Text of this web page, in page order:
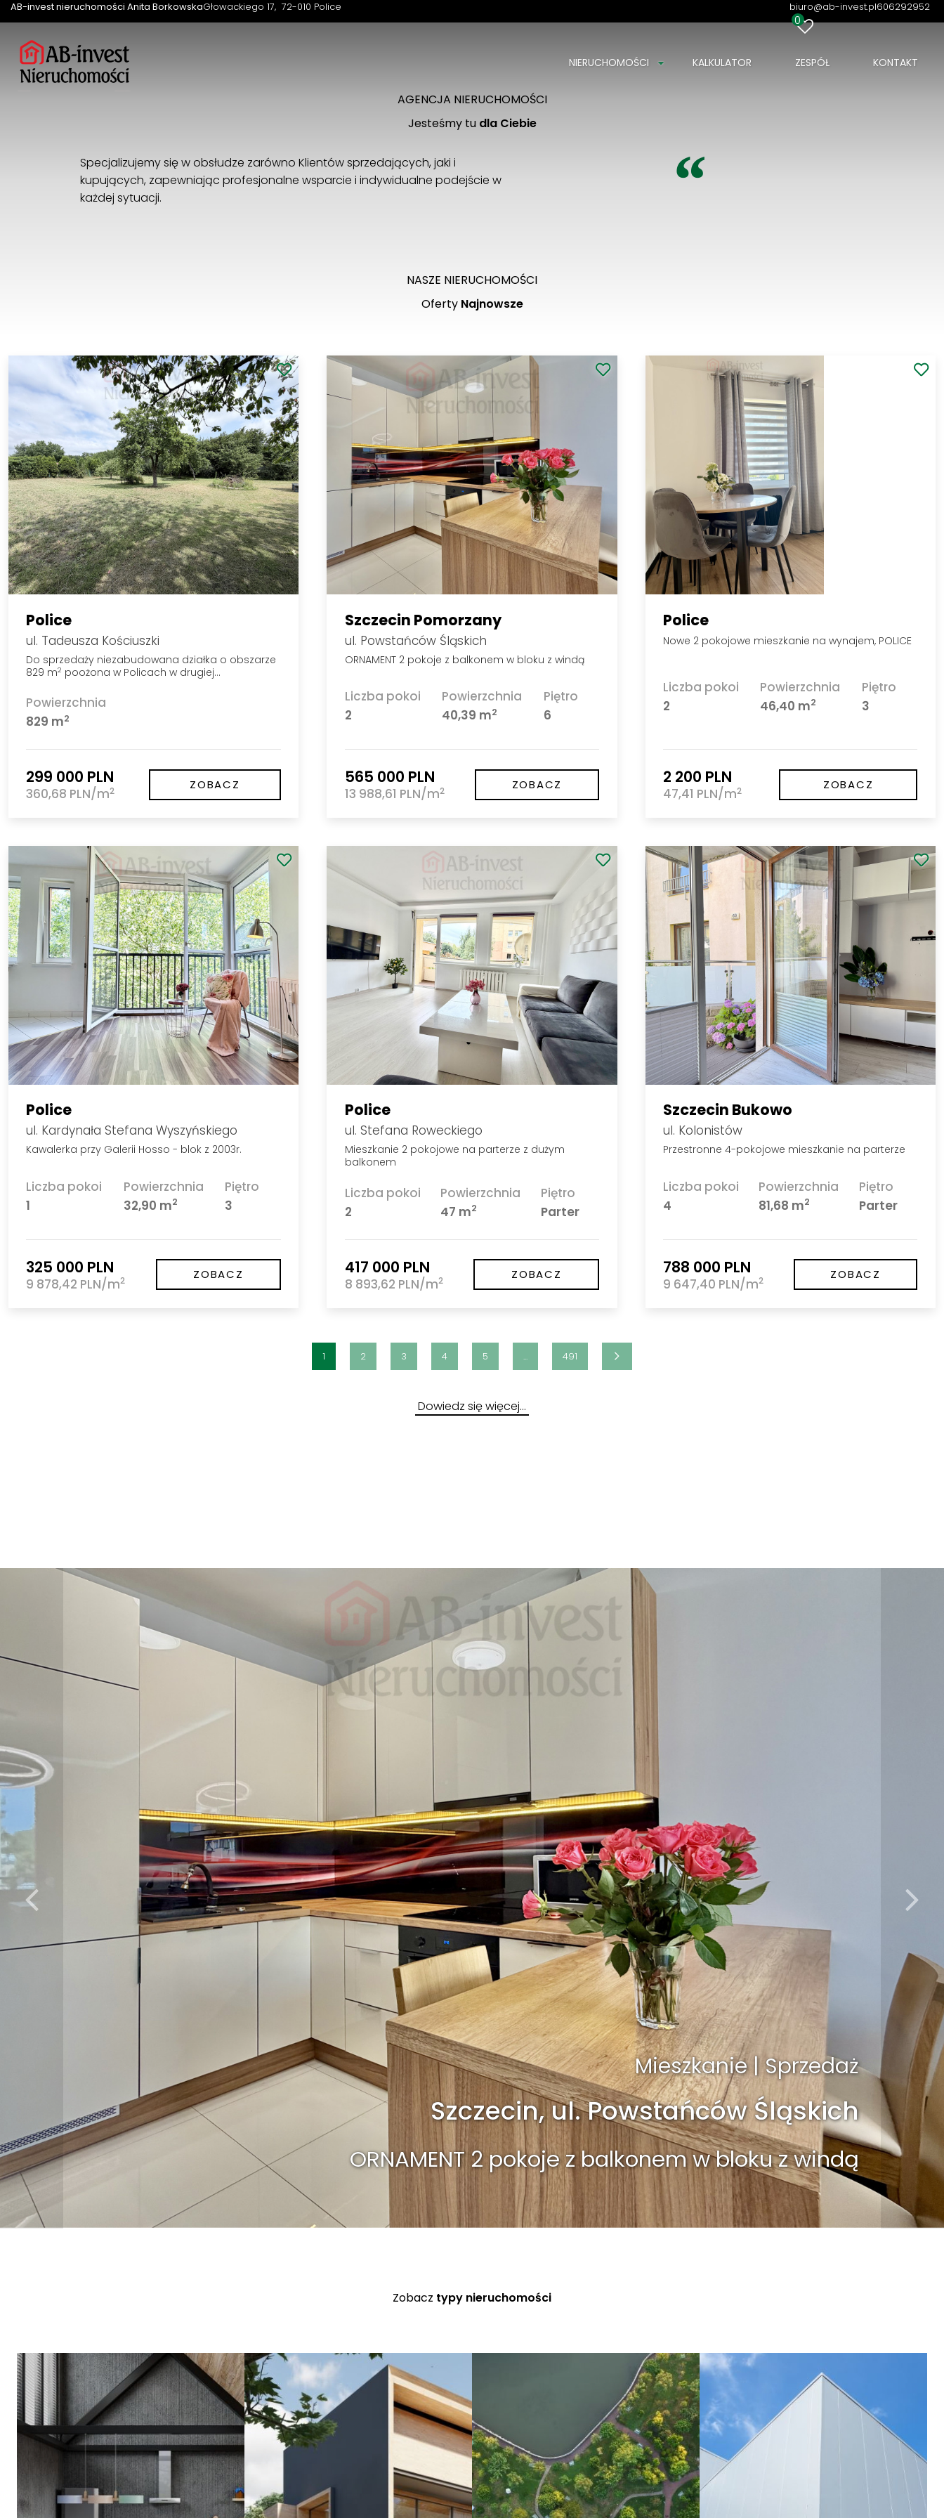
AB-invest nieruchomości Anita BorkowskaGłowackiego 17 72-010 Police biuro@ab-invest.pl606292952
0
NIERUCHOMOŚCI KALKULATOR ZESPÓŁ KONTAKT
Z nami znajdziesz swoją nieruchomość
AGENCJA NIERUCHOMOŚCI
Jesteśmy tu dla Ciebie
Specjalizujemy się w obsłudze zarówno Klientów sprzedających, jaki i
kupujących, zapewniając profesjonalne wsparcie i indywidualne podejście w
każdej sytuacji.
NASZE NIERUCHOMOŚCI
Oferty Najnowsze
Police
ul. Tadeusza Kościuszki
Do sprzedaży niezabudowana działka o obszarze
829 m2 poożona w Policach w drugiej…
Powierzchnia
829 m2
299 000 PLN
360,68 PLN/m2 ZOBACZ
Szczecin Pomorzany
ul. Powstańców Śląskich
ORNAMENT 2 pokoje z balkonem w bloku z windą
Liczba pokoi
2
Powierzchnia
40,39 m2
Piętro
6
565 000 PLN
13 988,61 PLN/m2 ZOBACZ
Police
Nowe 2 pokojowe mieszkanie na wynajem, POLICE
Liczba pokoi
2
Powierzchnia
46,40 m2
Piętro
3
2 200 PLN
47,41 PLN/m2 ZOBACZ
Police
ul. Kardynała Stefana Wyszyńskiego
Kawalerka przy Galerii Hosso - blok z 2003r.
Liczba pokoi
1
Powierzchnia
32,90 m2
Piętro
3
325 000 PLN
9 878,42 PLN/m2 ZOBACZ
Police
ul. Stefana Roweckiego
Mieszkanie 2 pokojowe na parterze z dużym
balkonem
Liczba pokoi
2
Powierzchnia
47 m2
Piętro
Parter
417 000 PLN
8 893,62 PLN/m2 ZOBACZ
Szczecin Bukowo
ul. Kolonistów
Przestronne 4-pokojowe mieszkanie na parterze
Liczba pokoi
4
Powierzchnia
81,68 m2
Piętro
Parter
788 000 PLN
9 647,40 PLN/m2 ZOBACZ
1 2 3 4 5 ... 491
Dowiedz się więcej…
Mieszkanie | Sprzedaż
Szczecin, ul. Powstańców Śląskich
ORNAMENT 2 pokoje z balkonem w bloku z windą
Zobacz typy nieruchomości